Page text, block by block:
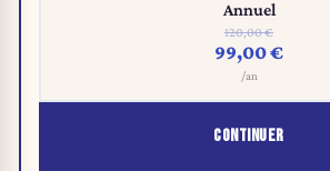
Annuel
120,00 €
99,00 €
/an
CONTINUER